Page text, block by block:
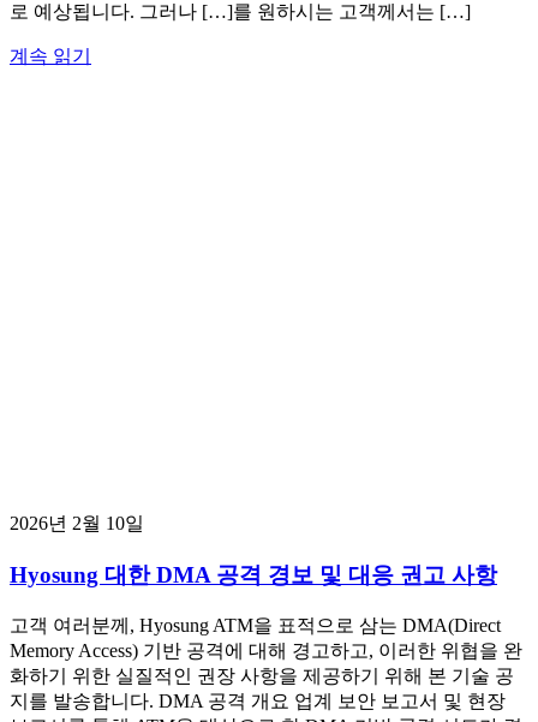
로 예상됩니다. 그러나 […]를 원하시는 고객께서는 […]
계속 읽기
2026년 2월 10일
Hyosung 대한 DMA 공격 경보 및 대응 권고 사항
고객 여러분께, Hyosung ATM을 표적으로 삼는 DMA(Direct
Memory Access) 기반 공격에 대해 경고하고, 이러한 위협을 완
화하기 위한 실질적인 권장 사항을 제공하기 위해 본 기술 공
지를 발송합니다. DMA 공격 개요 업계 보안 보고서 및 현장